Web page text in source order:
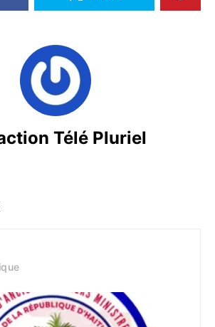
Télé Pluriel